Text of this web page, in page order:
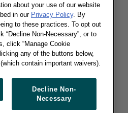
llegar a la generaci?n de
d?lares?
about your use of our website
in our Privacy Policy. By
to these practices. To opt out
“Decline Non-Necessary”, or to
click “Manage Cookie
any of the buttons below,
(which contain important waivers).
Decline Non-
Necessary